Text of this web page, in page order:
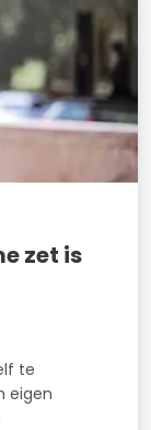
zet is
te
eigen